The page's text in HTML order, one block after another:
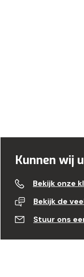
Kunnen wij
Bekijk onze
Bekijk de
Stuur ons